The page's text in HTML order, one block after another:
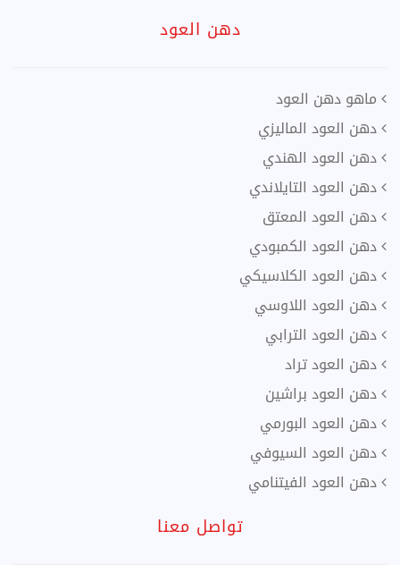
دهن العود
ماهو دهن العود
دهن العود الماليزي
دهن العود الهندي
دهن العود التايلاندي
دهن العود المعتق
دهن العود الكمبودي
دهن العود الكلاسيكي
دهن العود اللاوسي
دهن العود الترابي
دهن العود تراد
دهن العود براشين
دهن العود البورمي
دهن العود السيوفي
دهن العود الفيتنامي
تواصل معنا